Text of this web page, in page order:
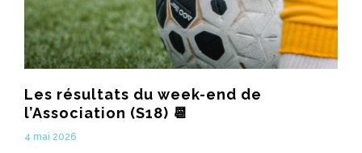
Les résultats du week-end de
l’Association (S18) 📆
4 mai 2026